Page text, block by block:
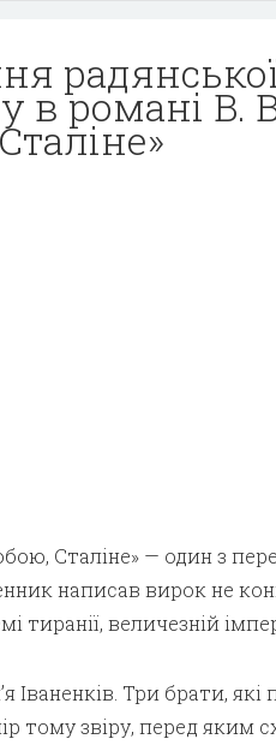
радянської
в романі
Сталіне» — один з
написав вирок не
тиранії, величезній
Іваненків. Три брати,
тому звіру, перед яким